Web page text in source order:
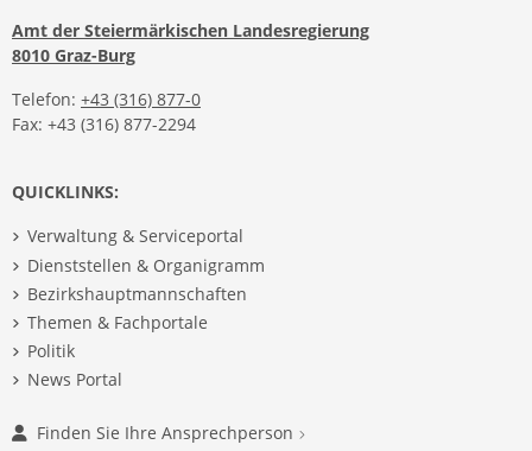
Amt der Steiermärkischen Landesregierung
8010 Graz-Burg
Telefon: +43 (316) 877-0
Fax: +43 (316) 877-2294
QUICKLINKS:
Verwaltung & Serviceportal
Dienststellen & Organigramm
Bezirkshauptmannschaften
Themen & Fachportale
Politik
News Portal
Finden Sie Ihre Ansprechperson